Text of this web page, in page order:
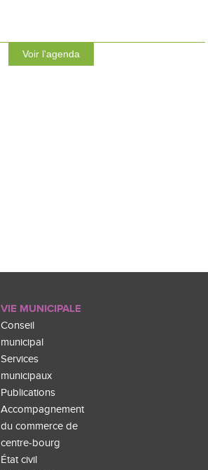
Voir l'agenda
VIE MUNICIPALE
Conseil
municipal
Services
municipaux
Publications
Accompagnement
du commerce de
centre-bourg
État civil